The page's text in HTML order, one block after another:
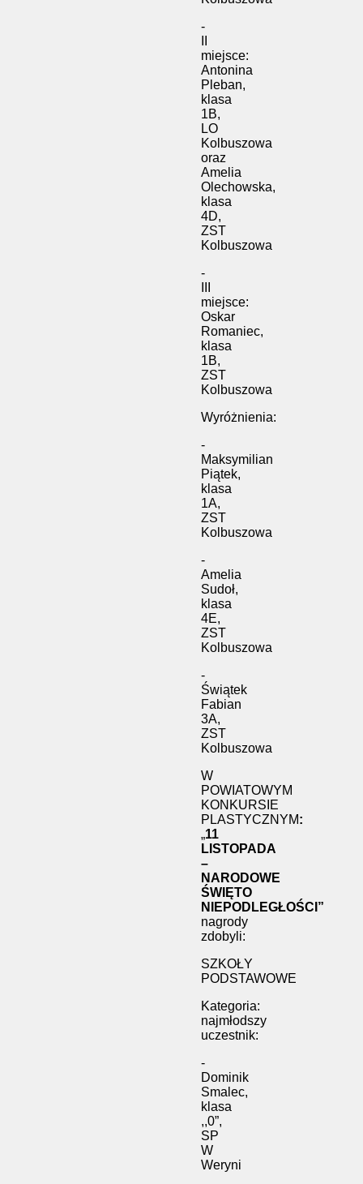
-
miejsce:
Antonina
Pleban,
klasa
1B,
LO
Kolbuszowa
oraz
Amelia
Olechowska,
klasa
4D,
ZST
Kolbuszowa
-
miejsce:
Oskar
Romaniec,
klasa
1B,
ZST
Kolbuszowa
Wyróżnienia:
-
Maksymilian
Piątek,
klasa
1A,
ZST
Kolbuszowa
-
Amelia
Sudoł,
klasa
4E,
ZST
Kolbuszowa
-
Świątek
Fabian
3A,
ZST
Kolbuszowa
W
POWIATOWYM
KONKURSIE
PLASTYCZNYM:
„11
LISTOPADA
–
NARODOWE
ŚWIĘTO
NIEPODLEGŁOŚCI”
nagrody
zdobyli:
SZKOŁY
PODSTAWOWE
Kategoria:
najmłodszy
uczestnik:
-
Dominik
Smalec,
klasa
,,0”,
SP
W
Weryni